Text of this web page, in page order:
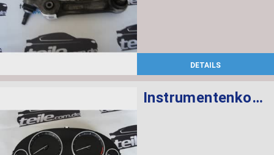
DETAILS
Instrumentenkombination MPH